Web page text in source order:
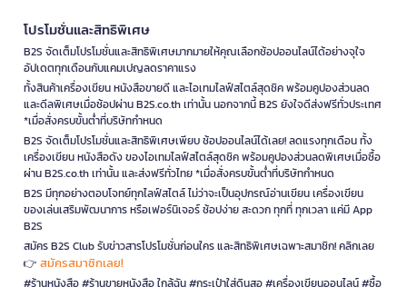
โปรโมชั่นและสิทธิพิเศษ
B2S จัดเต็มโปรโมชั่นและสิทธิพิเศษมากมายให้คุณเลือกช้อปออนไลน์ได้อย่างจุใจ
อัปเดตทุกเดือนกับแคมเปญลดราคาแรง
ทั้งสินค้าเครื่องเขียน หนังสือขายดี และไอเทมไลฟ์สไตล์สุดชิค พร้อมคูปองส่วนลด
และดีลพิเศษเมื่อช้อปผ่าน B2S.co.th เท่านั้น นอกจากนี้ B2S ยังใจดีส่งฟรีทั่วประเทศ
*เมื่อสั่งครบขั้นต่ำที่บริษัทกำหนด
B2S จัดเต็มโปรโมชั่นและสิทธิพิเศษเพียบ ช้อปออนไลน์ได้เลย! ลดแรงทุกเดือน ทั้ง
เครื่องเขียน หนังสือดัง ของไอเทมไลฟ์สไตล์สุดชิค พร้อมคูปองส่วนลดพิเศษเมื่อซื้อ
ผ่าน B2S.co.th เท่านั้น และส่งฟรีทั่วไทย *เมื่อสั่งครบขั้นต่ำที่บริษัทกำหนด
B2S มีทุกอย่างตอบโจทย์ทุกไลฟ์สไตล์ ไม่ว่าจะเป็นอุปกรณ์อ่านเขียน เครื่องเขียน
ของเล่นเสริมพัฒนาการ หรือเฟอร์นิเจอร์ ช้อปง่าย สะดวก ทุกที่ ทุกเวลา แค่มี App
B2S
สมัคร B2S Club รับข่าวสารโปรโมชั่นก่อนใคร และสิทธิพิเศษเฉพาะสมาชิก! คลิกเลย
👉 สมัครสมาชิกเลย!
#ร้านหนังสือ #ร้านขายหนังสือ ใกล้ฉัน #กระเป๋าใส่ดินสอ #เครื่องเขียนออนไลน์ #ซื้อ